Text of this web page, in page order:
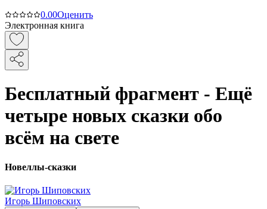
0.00Оценить
Электронная книга
Бесплатный фрагмент - Ещё
четыре новых сказки обо
всём на свете
Новеллы-сказки
Игорь Шиповских